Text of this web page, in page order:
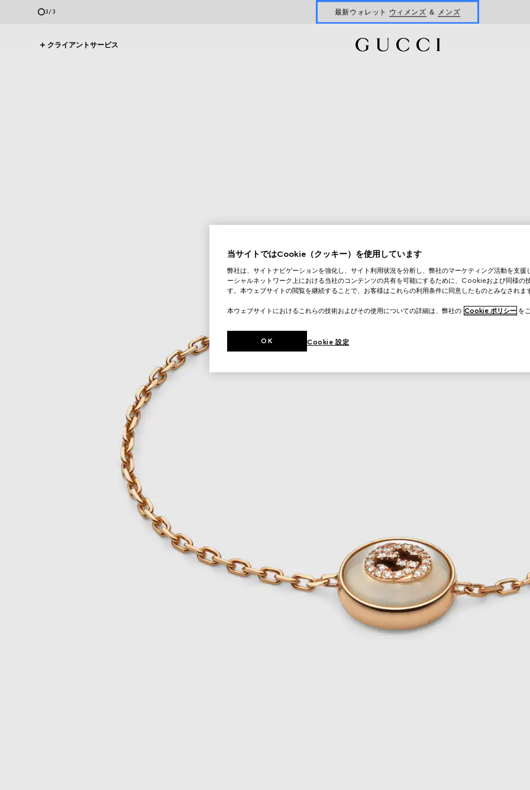
3/3 最新ウォレット ウィメンズ ＆ メンズ
クライアントサービス
当サイトではCookie（クッキー）を使用しています
弊社は、サイトナビゲーションを強化し、サイト利用状況を分析し、弊社のマーケティング活動を支援
ーシャルネットワーク上における当社のコンテンツの共有を可能にするために、Cookieおよび同様の
す。本ウェブサイトの閲覧を継続することで、お客様はこれらの利用条件に同意したものとみなされま
本ウェブサイトにおけるこれらの技術およびその使用についての詳細は、弊社の Cookie ポリシー を
Cookie 設定
OK